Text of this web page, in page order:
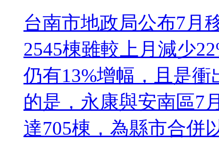
台南市地政局公布7月
2545棟雖較上月減少
仍有13%增幅，且是
的是，永康與安南區7
達705棟，為縣市合併